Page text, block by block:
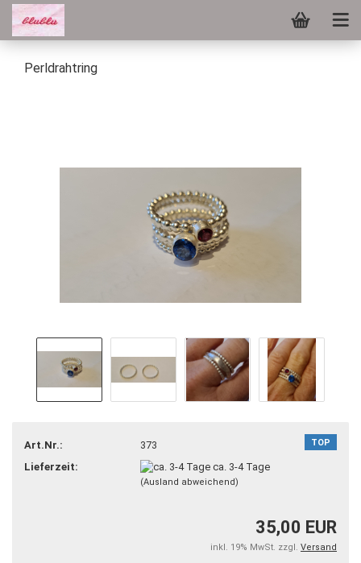
Perldrahtring
TOP
Art.Nr.:
373
Lieferzeit:
ca. 3-4 Tage
(Ausland abweichend)
35,00 EUR
inkl. 19% MwSt. zzgl. Versand